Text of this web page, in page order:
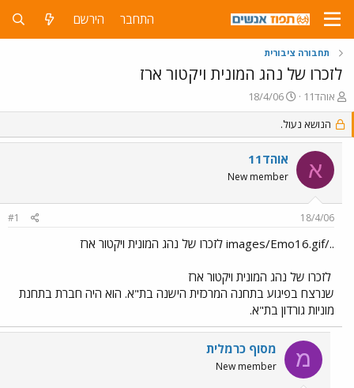
התחבר הירשם
תחבורה ציבורית
לזכרו של נהג המונית ויקטור ארז
פ
ו
ת
ח
נ
אוהד11
פ
ו
ר
ס
ם
ב
ת
18/4/06
הנושא נעול.
א אוהד11
New member
18/4/06
#1
../images/Emo16.gif לזכרו של נהג המונית ויקטור ארז
לזכרו של נהג המונית ויקטור ארז
שנרצח בפיגוע בתחנה המרכזית הישנה בת"א. הוא היה חברת בתחנת
מוניות גורדון בת"א.
מ מסוף כרמלית
New member